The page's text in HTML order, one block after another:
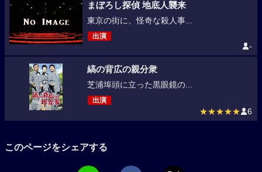
まぼろし探偵 地底人襲来
東京の街に、怪奇な殺人事...
出演
-
縞の背広の親分衆
芝浦埠頭に立った黒眼鏡の...
出演
★★★★★ 6
このページをシェアする